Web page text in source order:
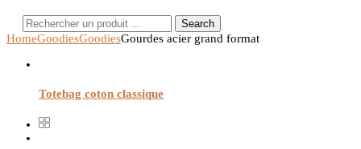
Search
HomeGoodiesGoodiesGourdes acier grand format
Totebag coton classique